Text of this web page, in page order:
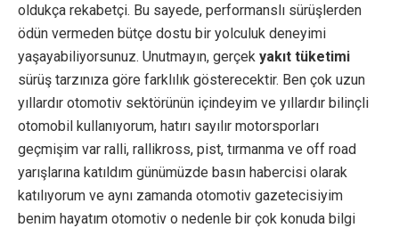
oldukça rekabetçi. Bu sayede, performanslı sürüşlerden
ödün vermeden bütçe dostu bir yolculuk deneyimi
yaşayabiliyorsunuz. Unutmayın, gerçek yakıt tüketimi
sürüş tarzınıza göre farklılık gösterecektir. Ben çok uzun
yıllardır otomotiv sektörünün içindeyim ve yıllardır bilinçli
otomobil kullanıyorum, hatırı sayılır motorsporları
geçmişim var ralli, rallikross, pist, tırmanma ve off road
yarışlarına katıldım günümüzde basın habercisi olarak
katılıyorum ve aynı zamanda otomotiv gazetecisiyim
benim hayatım otomotiv o nedenle bir çok konuda bilgi